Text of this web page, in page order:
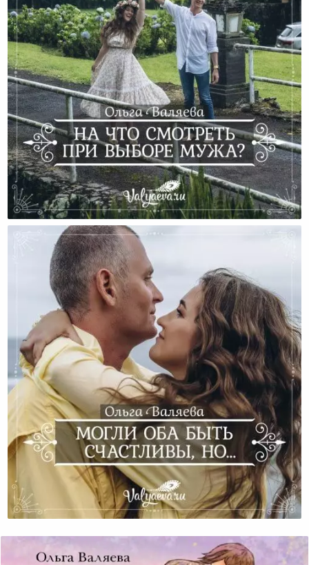
На Что Смотреть При Выборе Мужа?
Могли Оба Быть Счастливы, Но…